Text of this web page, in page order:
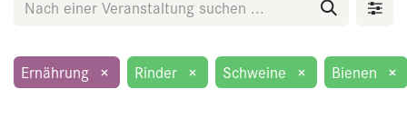
Ernährung × Rinder × Schweine × Bienen ×